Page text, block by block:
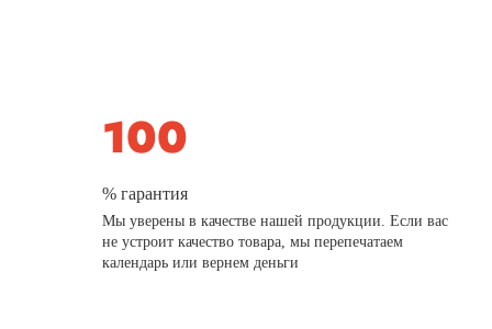
% гарантия
Мы уверены в качестве нашей продукции. Если вас
не устроит качество товара, мы перепечатаем
календарь или вернем деньги